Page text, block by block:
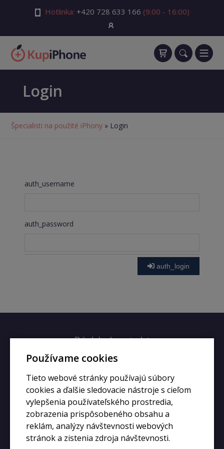
Hotlinka: +420 728 633 166 (9:00 - 16:00)
Login
Špecialisti na použité iPhony » Login
auth_username
auth_password
auth_login
Rýchly kontakt
info@kupiphone.cz
Používame cookies
Tieto webové stránky používajú súbory
cookies a ďalšie sledovacie nástroje s cieľom
vylepšenia používateľského prostredia,
zobrazenia prispôsobeného obsahu a
reklám, analýzy návštevnosti webových
stránok a zistenia zdroja návštevnosti.